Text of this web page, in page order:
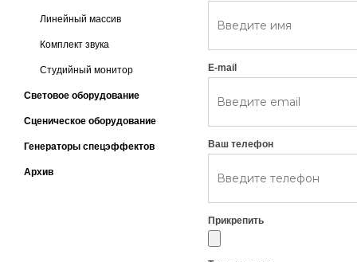
Линейный массив
Комплект звука
Студийный монитор
Световое оборудование
Сценическое оборудование
Генераторы спецэффектов
Архив
E-mail
Ваш телефон
Прикрепить